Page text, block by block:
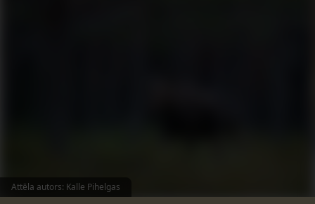
Attēla autors: Kalle Pihelgas